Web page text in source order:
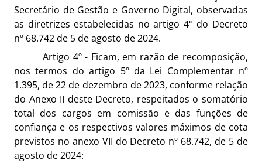
Secretário de Gestão e Governo Digital, observadas
as diretrizes estabelecidas no artigo 4° do Decreto
nº 68.742 de 5 de agosto de 2024.
Artigo 4º - Ficam, em razão de recomposição,
nos termos do artigo 5º da Lei Complementar nº
1.395, de 22 de dezembro de 2023, conforme relação
do Anexo II deste Decreto, respeitados o somatório
total dos cargos em comissão e das funções de
confiança e os respectivos valores máximos de cota
previstos no anexo VII do Decreto nº 68.742, de 5 de
agosto de 2024: